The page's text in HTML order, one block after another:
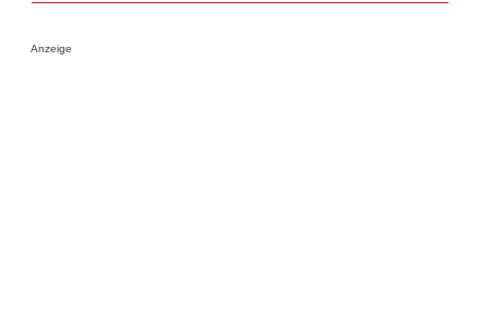
Anzeige